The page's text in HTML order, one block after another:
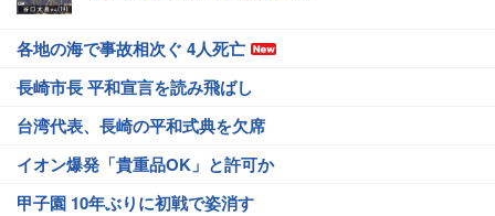
各地の海で事故相次ぐ 4人死亡
長崎市長 平和宣言を読み飛ばし
台湾代表、長崎の平和式典を欠席
イオン爆発「貴重品OK」と許可か
甲子園 10年ぶりに初戦で姿消す